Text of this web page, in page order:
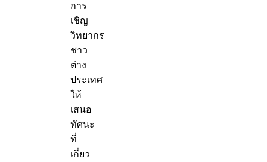
การ
เชิญ
วิทยากร
ชาว
ต่าง
ประเทศ
ให้
เสนอ
ทัศนะ
ที่
เกี่ยว